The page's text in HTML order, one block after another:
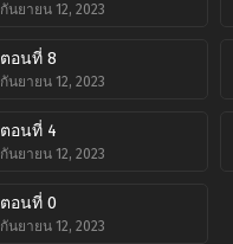
กันยายน 12, 2023
ตอนที่ 8
กันยายน 12, 2023
ตอนที่ 4
กันยายน 12, 2023
ตอนที่ 0
กันยายน 12, 2023